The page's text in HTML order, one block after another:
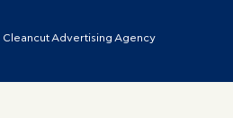
Cleancut Advertising Agency